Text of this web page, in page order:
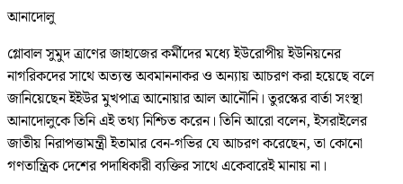
আনাদোলু
গ্লোবাল সুমুদ ত্রাণের জাহাজের কর্মীদের মধ্যে ইউরোপীয় ইউনিয়নের
নাগরিকদের সাথে অত্যন্ত অবমাননাকর ও অন্যায় আচরণ করা হয়েছে বলে
জানিয়েছেন ইইউর মুখপাত্র আনোয়ার আল আনৌনি। তুরস্কের বার্তা সংস্থা
আনাদোলুকে তিনি এই তথ্য নিশ্চিত করেন। তিনি আরো বলেন, ইসরাইলের
জাতীয় নিরাপত্তামন্ত্রী ইতামার বেন-গভির যে আচরণ করেছেন, তা কোনো
গণতান্ত্রিক দেশের পদাধিকারী ব্যক্তির সাথে একেবারেই মানায় না।